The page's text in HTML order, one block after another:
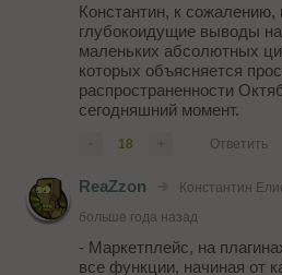
Константин, к
глубокоидущие выводы
маленьких абсолютных
которых объясняется
распространенности
сегодняшний момент.
18 Ответить
ReaZzon
Константин
больше года назад
- Маркетплейс, на
все функции, начиная от